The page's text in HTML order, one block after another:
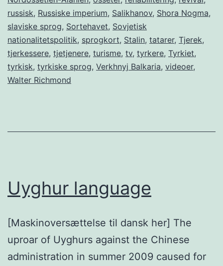
russisk, Russiske imperium, Salikhanov, Shora Nogma,
slaviske sprog, Sortehavet, Sovjetisk
nationalitetspolitik, sprogkort, Stalin, tatarer, Tjerek,
tjerkessere, tjetjenere, turisme, tv, tyrkere, Tyrkiet,
tyrkisk, tyrkiske sprog, Verkhnyj Balkaria, videoer,
Walter Richmond
Uyghur language
[Maskinoversættelse til dansk her] The
uproar of Uyghurs against the Chinese
administration in summer 2009 caused for